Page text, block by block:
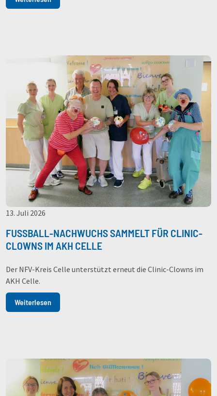
13. Juli 2026
FUSSBALL-NACHWUCHS SAMMELT FÜR CLINIC-C
LOWNS IM AKH CELLE
Der NFV-Kreis Celle unterstützt erneut die Clinic-Clowns im
AKH Celle.
Weiterlesen